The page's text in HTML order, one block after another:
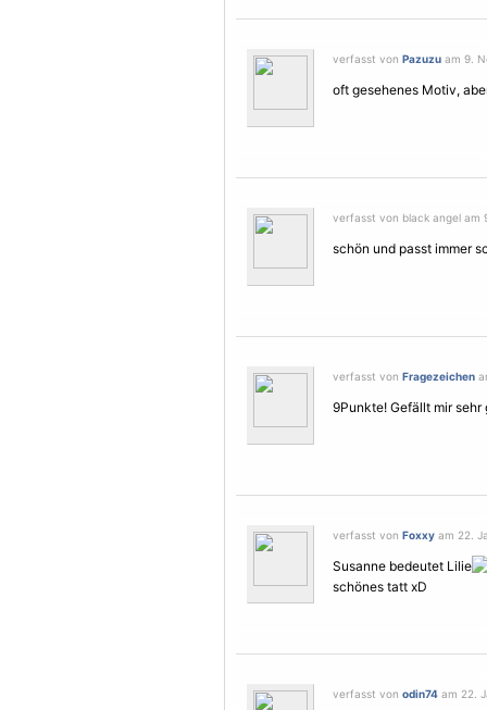
verfasst von Pazuzu am 9.
oft gesehenes Motiv,
verfasst von black angel am
schön und passt immer
verfasst von Fragezeichen
9Punkte! Gefällt mir sehr
verfasst von Foxxy am 22.
Susanne bedeutet Lilie
schönes tatt xD
verfasst von odin74 am 22.